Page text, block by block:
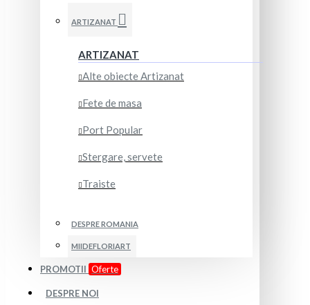
ARTIZANAT
ARTIZANAT
Alte obiecte Artizanat
Fete de masa
Port Popular
Stergare, servete
Traiste
DESPRE ROMANIA
MIIDEFLORIART
PROMOTII Oferte
DESPRE NOI